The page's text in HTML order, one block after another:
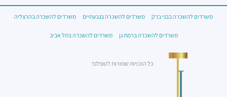
משרדים להשכרה בבני ברק משרדים להשכרה בגבעתיים משרדים להשכרה בהרצליה
משרדים להשכרה ברמת גן משרדים להשכרה בתל אביב
כל הזכויות שמורות לטופלנד